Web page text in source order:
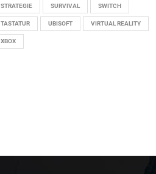
STRATEGIE SURVIVAL SWITCH
TASTATUR UBISOFT VIRTUAL REALITY
XBOX